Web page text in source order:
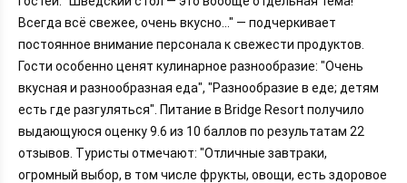
Всегда всё свежее, очень вкусно..." — подчеркивает
постоянное внимание персонала к свежести продуктов.
Гости особенно ценят кулинарное разнообразие: "Очень
вкусная и разнообразная еда", "Разнообразие в еде; детям
есть где разгуляться". Питание в Bridge Resort получило
выдающуюся оценку 9.6 из 10 баллов по результатам 22
отзывов. Туристы отмечают: "Отличные завтраки,
огромный выбор, в том числе фрукты, овощи, есть здоровое